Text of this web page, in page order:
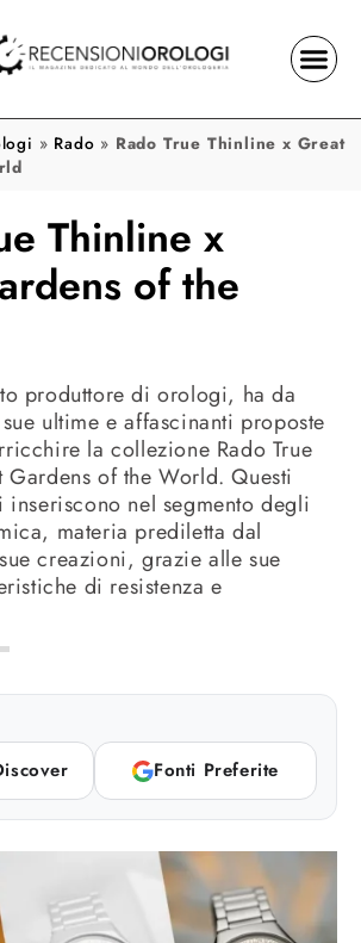
» Rado » Rado True Thinline x Great
Thinline x
of the
produttore di orologi, ha da
ultime e affascinanti proposte
la collezione Rado True
Gardens of the World. Questi
nel segmento degli
materia prediletta dal
creazioni, grazie alle sue
di resistenza e
Fonti Preferite